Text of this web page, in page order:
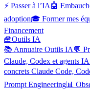
⚡ Passer à l’IA 🤖
adoption🎓 Former mes
Financement
🧰Outils IA
📚 Annuaire Outils IA 💬
Claude, Codex et agents IA
concrets Claude Code,
Prompt Engineering📊